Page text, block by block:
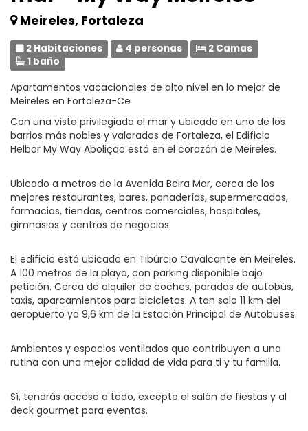
Meireles, Fortaleza
2 Habitaciones 4 personas
2 Camas
1 baño
Apartamentos vacacionales de alto nivel en lo mejor de
Meireles en Fortaleza-Ce
Con una vista privilegiada al mar y ubicado en uno de los
barrios más nobles y valorados de Fortaleza, el Edificio
Helbor My Way Abolição está en el corazón de Meireles.
Ubicado a metros de la Avenida Beira Mar, cerca de los
mejores restaurantes, bares, panaderías, supermercados,
farmacias, tiendas, centros comerciales, hospitales,
gimnasios y centros de negocios.
El edificio está ubicado en Tibúrcio Cavalcante en Meireles.
A 100 metros de la playa, con parking disponible bajo
petición. Cerca de alquiler de coches, paradas de autobús,
taxis, aparcamientos para bicicletas. A tan solo 11 km del
aeropuerto ya 9,6 km de la Estación Principal de Autobuses.
Ambientes y espacios ventilados que contribuyen a una
rutina con una mejor calidad de vida para ti y tu familia.
Sí, tendrás acceso a todo, excepto al salón de fiestas y al
deck gourmet para eventos.